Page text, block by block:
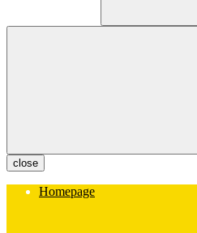
close
Homepage